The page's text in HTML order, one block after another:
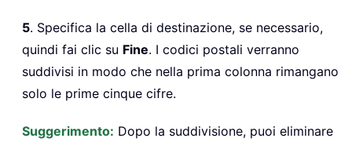
5. Specifica la cella di destinazione, se necessario,
quindi fai clic su Fine. I codici postali verranno
suddivisi in modo che nella prima colonna rimangano
solo le prime cinque cifre.
Suggerimento: Dopo la suddivisione, puoi eliminare